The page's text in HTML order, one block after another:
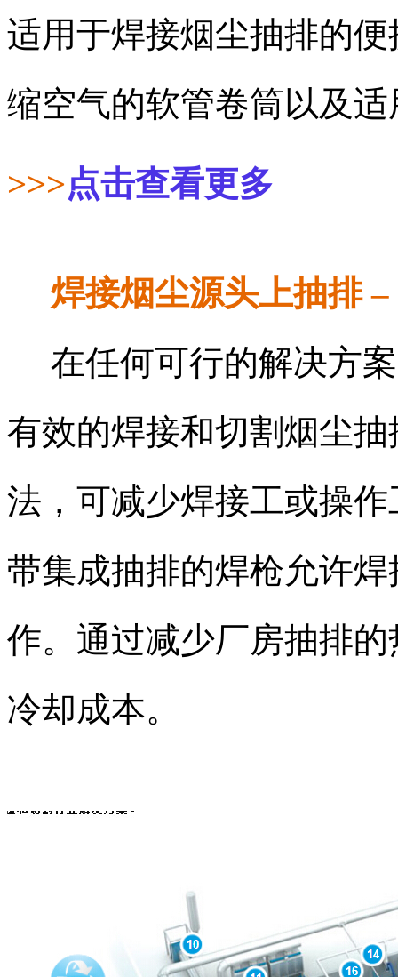
适用于焊接烟尘抽排的
缩空气的软管卷筒以及
>>>点击查看更多
焊接烟尘源头上抽排
在任何可行的解决方
有效的焊接和切割烟尘
法，可减少焊接工或操
带集成抽排的焊枪允许
作。通过减少厂房抽排
冷却成本。